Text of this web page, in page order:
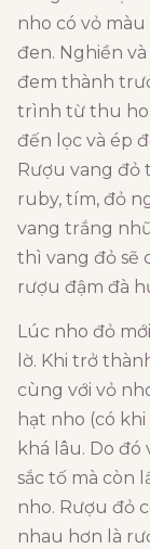
nho có vỏ
đen. Nghiền
đem thành
trình từ thu
đến lọc và ép
Rượu vang đỏ
ruby, tím, đỏ
vang trắng
thì vang đỏ sẽ
rượu đậm đà
Lúc nho đỏ
lờ. Khi trở
cùng với vỏ
hạt nho (có
khá lâu. Do
sắc tố mà còn
nho. Rượu đỏ
nhau hơn là